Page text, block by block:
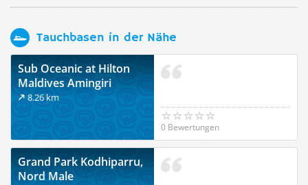
Tauchbasen in der Nähe
Sub Oceanic at Hilton
Maldives Amingiri
8.26 km
0 Bewertungen
Grand Park Kodhiparru,
Nord Male